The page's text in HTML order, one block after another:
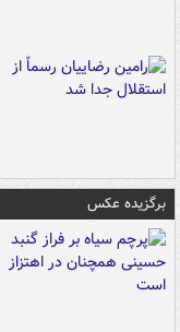
برگزیده عکس